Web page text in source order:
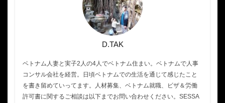
D.TAK
ベトナム人妻と実子2人の4人でベトナム住まい。ベトナムで人事
コンサル会社を経営。日頃ベトナムでの生活を通じて感じたこと
を書き留めていってます。人材募集、ベトナム就職、ビザ＆労働
許可書に関するご相談は以下までお問い合わせください。SESSA